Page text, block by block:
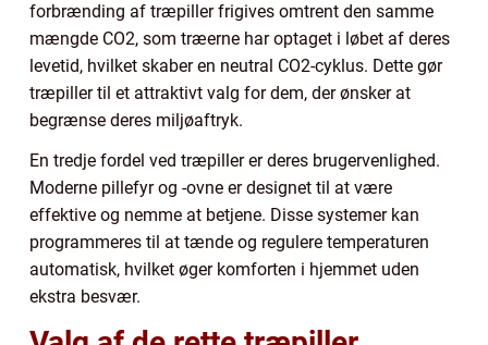
forbrænding af træpiller frigives omtrent den samme
mængde CO2, som træerne har optaget i løbet af deres
levetid, hvilket skaber en neutral CO2-cyklus. Dette gør
træpiller til et attraktivt valg for dem, der ønsker at
begrænse deres miljøaftryk.
En tredje fordel ved træpiller er deres brugervenlighed.
Moderne pillefyr og -ovne er designet til at være
effektive og nemme at betjene. Disse systemer kan
programmeres til at tænde og regulere temperaturen
automatisk, hvilket øger komforten i hjemmet uden
ekstra besvær.